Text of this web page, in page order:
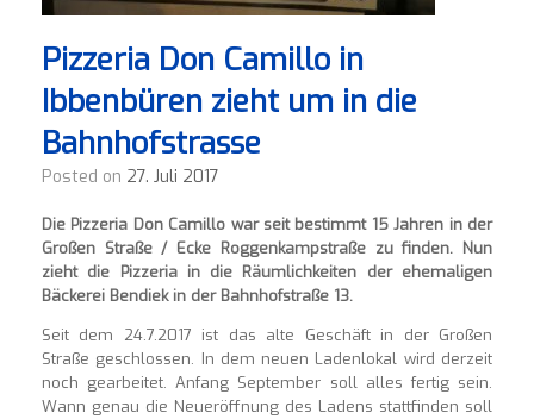
Pizzeria Don Camillo in
Ibbenbüren zieht um in die
Bahnhofstrasse
Posted on 27. Juli 2017
Die Pizzeria Don Camillo war seit bestimmt 15 Jahren in der
Großen Straße / Ecke Roggenkampstraße zu finden. Nun
zieht die Pizzeria in die Räumlichkeiten der ehemaligen
Bäckerei Bendiek in der Bahnhofstraße 13.
Seit dem 24.7.2017 ist das alte Geschäft in der Großen
Straße geschlossen. In dem neuen Ladenlokal wird derzeit
noch gearbeitet. Anfang September soll alles fertig sein.
Wann genau die Neueröffnung des Ladens stattfinden soll